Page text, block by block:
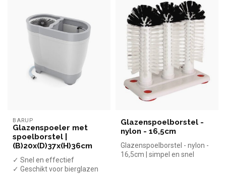
BARUP
Glazenspoeler met
spoelborstel |
(B)20x(D)37x(H)36cm
✓ Snel en effectief
✓ Geschikt voor bierglazen
Glazenspoelborstel -
nylon - 16,5cm
Glazenspoelborstel - nylon -
16,5cm | simpel en snel